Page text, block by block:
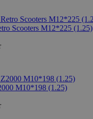
Scooters M12*225 (1.25)
M10*198 (1.25)